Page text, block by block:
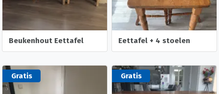
Beukenhout Eettafel Eettafel + 4 stoelen
Gratis Gratis